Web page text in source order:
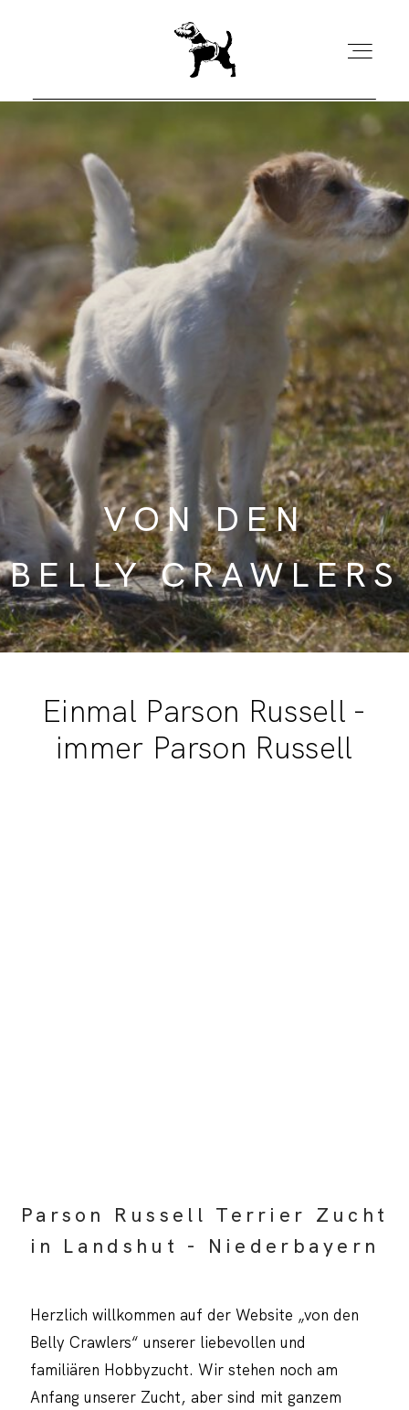
AKTUELLES
WARUM WIR ZÜCHTEN
UNSERE HUNDE
WELPEN
ES SOLL EIN PARSON SEIN?
SCHREIB UNS!
VON DEN
BELLY CRAWLERS
Einmal Parson Russell -
immer Parson Russell
Parson Russell Terrier Zucht
in Landshut - Niederbayern
Herzlich willkommen auf der Website „von den
Belly Crawlers“ unserer liebevollen und
familiären Hobbyzucht. Wir stehen noch am
Anfang unserer Zucht, aber sind mit ganzem